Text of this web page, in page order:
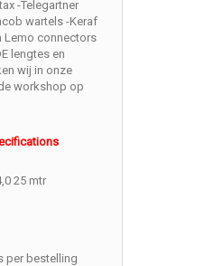
-Telegartner
wartels -Keraf
Lemo connectors
lengtes en
wij in onze
workshop op
25 mtr
per bestelling